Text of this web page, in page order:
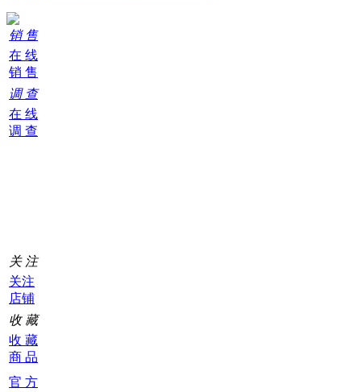
销 售
在 线
销 售
调 查
在 线
调 查
关 注
关注
店铺
收 藏
收 藏
商 品
官 方